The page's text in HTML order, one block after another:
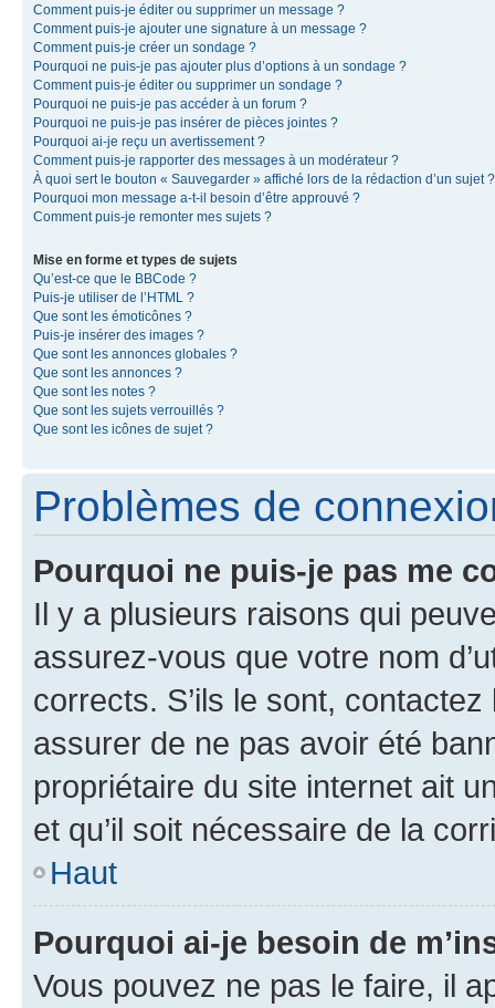
Comment puis-je éditer ou supprimer un message ?
Comment puis-je ajouter une signature à un message ?
Comment puis-je créer un sondage ?
Pourquoi ne puis-je pas ajouter plus d’options à un sondage ?
Comment puis-je éditer ou supprimer un sondage ?
Pourquoi ne puis-je pas accéder à un forum ?
Pourquoi ne puis-je pas insérer de pièces jointes ?
Pourquoi ai-je reçu un avertissement ?
Comment puis-je rapporter des messages à un modérateur ?
À quoi sert le bouton « Sauvegarder » affiché lors de la rédaction d’un sujet ?
Pourquoi mon message a-t-il besoin d’être approuvé ?
Comment puis-je remonter mes sujets ?
Mise en forme et types de sujets
Qu’est-ce que le BBCode ?
Puis-je utiliser de l’HTML ?
Que sont les émoticônes ?
Puis-je insérer des images ?
Que sont les annonces globales ?
Que sont les annonces ?
Que sont les notes ?
Que sont les sujets verrouillés ?
Que sont les icônes de sujet ?
Problèmes de
Pourquoi ne puis-je pas me
Il y a plusieurs raisons qui
assurez-vous que votre nom
corrects. S’ils le sont,
assurer de ne pas avoir été
propriétaire du site internet ait
et qu’il soit nécessaire de la
Haut
Pourquoi ai-je besoin de
Vous pouvez ne pas le faire, il